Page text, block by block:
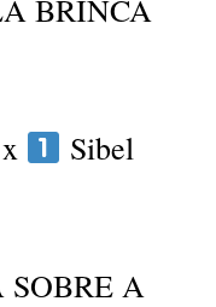
BRINCA
x
Sibel
A